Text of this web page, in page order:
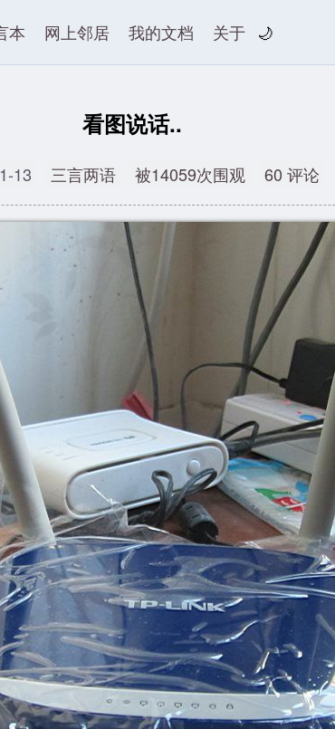
本 网上邻居 我的文档 关于 🌙
看图说话..
13 三言两语 被14059次围观 60 评论